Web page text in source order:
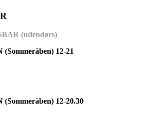
(udendørs)
12-21
12-20.30